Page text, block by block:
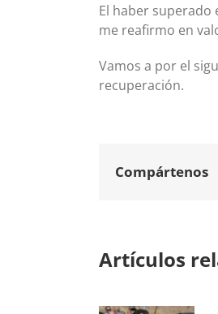
El haber superado
me reafirmo en
Vamos a por el
recuperación.
Compártenos
Artículos